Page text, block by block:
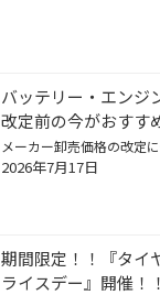
バッテリー・エンジ
改定前の今がおすす
2026年7月17日
期間限定！！『タイ
ライスデー』開催！！